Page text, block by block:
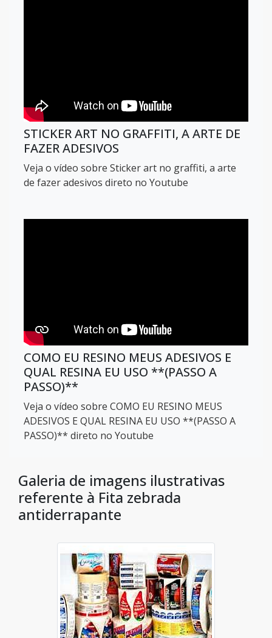
STICKER ART NO GRAFFITI, A ARTE DE
FAZER ADESIVOS
Veja o vídeo sobre Sticker art no graffiti, a arte
de fazer adesivos direto no Youtube
COMO EU RESINO MEUS ADESIVOS E
QUAL RESINA EU USO **(PASSO A
PASSO)**
Veja o vídeo sobre COMO EU RESINO MEUS
ADESIVOS E QUAL RESINA EU USO **(PASSO A
PASSO)** direto no Youtube
Galeria de imagens ilustrativas
referente à Fita zebrada
antiderrapante